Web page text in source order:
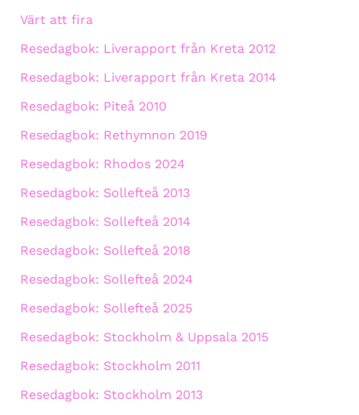
Värt att fira
Resedagbok: Liverapport från Kreta 2012
Resedagbok: Liverapport från Kreta 2014
Resedagbok: Piteå 2010
Resedagbok: Rethymnon 2019
Resedagbok: Rhodos 2024
Resedagbok: Sollefteå 2013
Resedagbok: Sollefteå 2014
Resedagbok: Sollefteå 2018
Resedagbok: Sollefteå 2024
Resedagbok: Sollefteå 2025
Resedagbok: Stockholm & Uppsala 2015
Resedagbok: Stockholm 2011
Resedagbok: Stockholm 2013